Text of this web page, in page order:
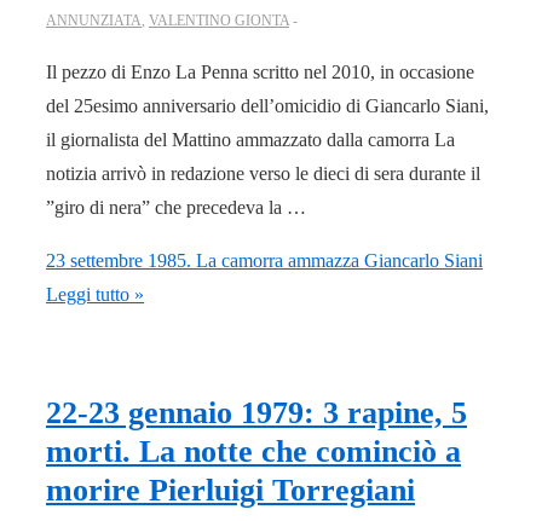
ANNUNZIATA, VALENTINO GIONTA
Il pezzo di Enzo La Penna scritto nel 2010, in occasione
del 25esimo anniversario dell’omicidio di Giancarlo Siani,
il giornalista del Mattino ammazzato dalla camorra La
notizia arrivò in redazione verso le dieci di sera durante il
”giro di nera” che precedeva la …
23 settembre 1985. La camorra ammazza Giancarlo Siani
Leggi tutto »
22-23 gennaio 1979: 3 rapine, 5
morti. La notte che cominciò a
morire Pierluigi Torregiani